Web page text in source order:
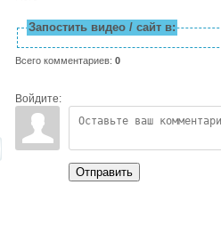
Запостить видео / сайт в:
Всего комментариев: 0
Войдите:
Отправить